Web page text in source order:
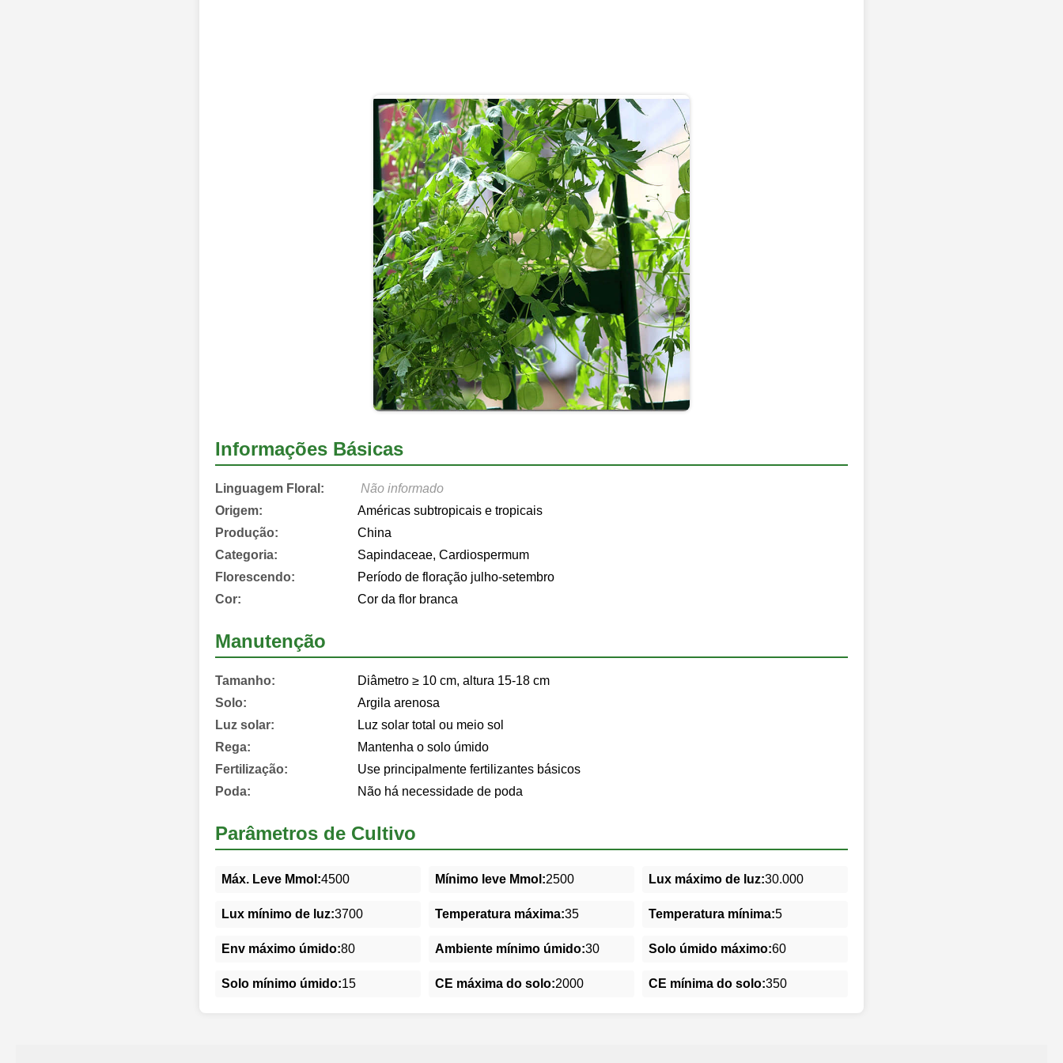
Informações Básicas
Linguagem Floral:
Não informado
Origem:
Américas subtropicais e tropicais
Produção:
China
Categoria:
Sapindaceae, Cardiospermum
Florescendo:
Período de floração julho-setembro
Cor:
Cor da flor branca
Manutenção
Tamanho:
Diâmetro ≥ 10 cm, altura 15-18 cm
Solo:
Argila arenosa
Luz solar:
Luz solar total ou meio sol
Rega:
Mantenha o solo úmido
Fertilização:
Use principalmente fertilizantes básicos
Poda:
Não há necessidade de poda
Parâmetros de Cultivo
Máx. Leve Mmol:4500 Mínimo leve Mmol:2500 Lux máximo de luz:30.000
Lux mínimo de luz:3700 Temperatura máxima:35 Temperatura mínima:5
Env máximo úmido:80 Ambiente mínimo úmido:30 Solo úmido máximo:60
Solo mínimo úmido:15 CE máxima do solo:2000 CE mínima do solo:350